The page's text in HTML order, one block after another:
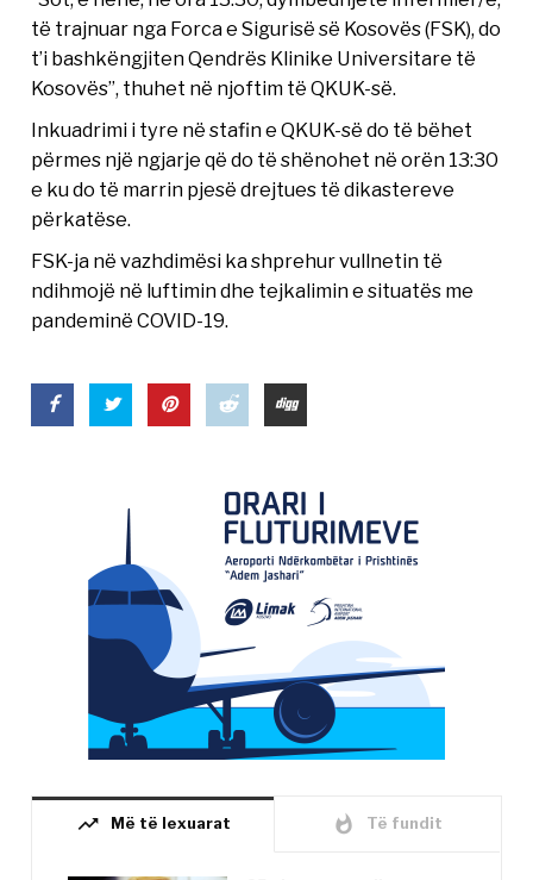
të trajnuar nga Forca e Sigurisë së Kosovës (FSK), do
t’i bashkëngjiten Qendrës Klinike Universitare të
Kosovës”, thuhet në njoftim të QKUK-së.
Inkuadrimi i tyre në stafin e QKUK-së do të bëhet
përmes një ngjarje që do të shënohet në orën 13:30
e ku do të marrin pjesë drejtues të dikastereve
përkatëse.
FSK-ja në vazhdimësi ka shprehur vullnetin të
ndihmojë në luftimin dhe tejkalimin e situatës me
pandeminë COVID-19.
trending_up Më të lexuarat whatshot Të fundit